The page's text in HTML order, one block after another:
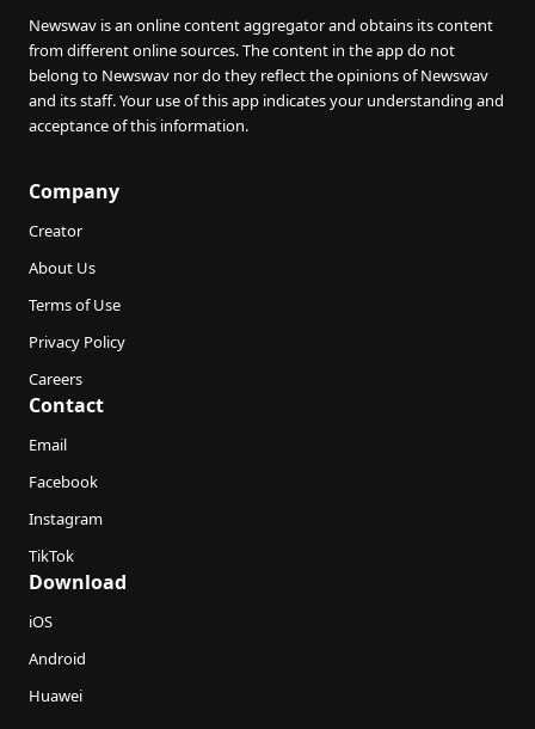
Newswav is an online content aggregator and obtains its content
from different online sources. The content in the app do not
belong to Newswav nor do they reflect the opinions of Newswav
and its staff. Your use of this app indicates your understanding and
acceptance of this information.
Company
Creator
About Us
Terms of Use
Privacy Policy
Careers
Contact
Email
Facebook
Instagram
TikTok
Download
iOS
Android
Huawei